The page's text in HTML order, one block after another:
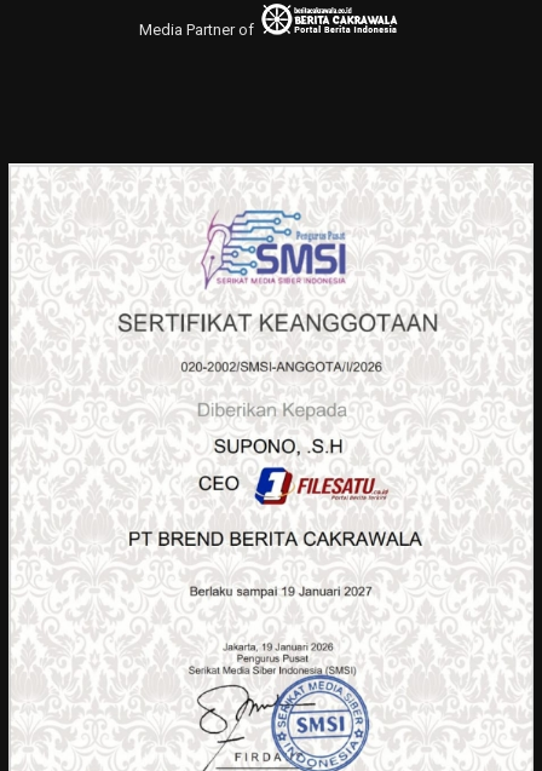
Media Partner of